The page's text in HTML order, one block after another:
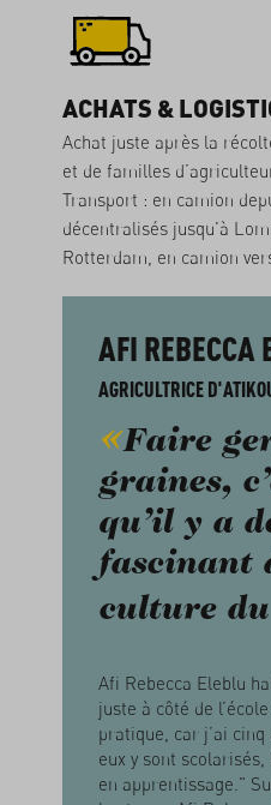
ACHATS &
Achat juste après la
et de familles
Transport : en camion
décentralisés jusqu'à
Rotterdam, en camion
AFI REBECCA
AGRICULTRICE
Faire
graines,
qu’il y a
fascinant
culture
Afi Rebecca Eleblu
juste à côté de
pratique, car j’ai
eux y sont
en apprentissage."